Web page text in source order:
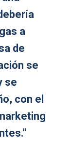
a
de
se
se
con el